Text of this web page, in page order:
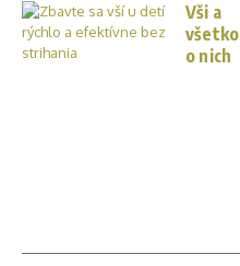
Vši a
všetko
o nich